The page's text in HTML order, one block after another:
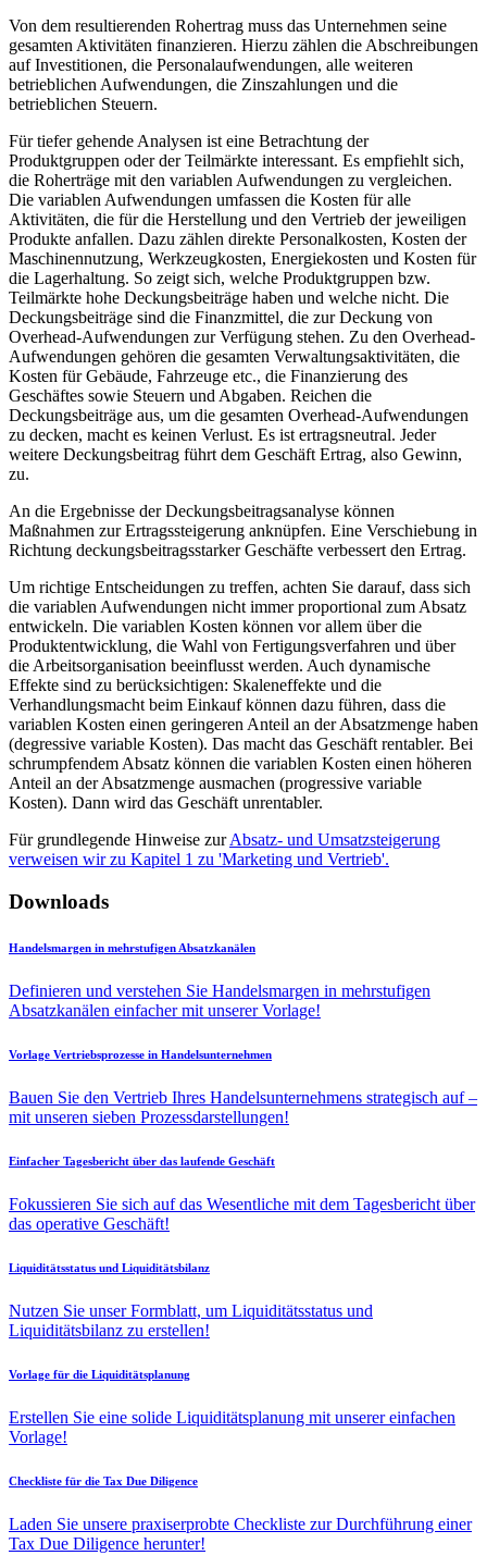
Von dem resultierenden Rohertrag muss das Unternehmen seine
gesamten Aktivitäten finanzieren. Hierzu zählen die Abschreibungen
auf Investitionen, die Personalaufwendungen, alle weiteren
betrieblichen Aufwendungen, die Zinszahlungen und die
betrieblichen Steuern.
Für tiefer gehende Analysen ist eine Betrachtung der
Produktgruppen oder der Teilmärkte interessant. Es empfiehlt sich,
die Roherträge mit den variablen Aufwendungen zu vergleichen.
Die variablen Aufwendungen umfassen die Kosten für alle
Aktivitäten, die für die Herstellung und den Vertrieb der jeweiligen
Produkte anfallen. Dazu zählen direkte Personalkosten, Kosten der
Maschinennutzung, Werkzeugkosten, Energiekosten und Kosten für
die Lagerhaltung. So zeigt sich, welche Produktgruppen bzw.
Teilmärkte hohe Deckungsbeiträge haben und welche nicht. Die
Deckungsbeiträge sind die Finanzmittel, die zur Deckung von
Overhead-Aufwendungen zur Verfügung stehen. Zu den Overhead-
Aufwendungen gehören die gesamten Verwaltungsaktivitäten, die
Kosten für Gebäude, Fahrzeuge etc., die Finanzierung des
Geschäftes sowie Steuern und Abgaben. Reichen die
Deckungsbeiträge aus, um die gesamten Overhead-Aufwendungen
zu decken, macht es keinen Verlust. Es ist ertragsneutral. Jeder
weitere Deckungsbeitrag führt dem Geschäft Ertrag, also Gewinn,
zu.
An die Ergebnisse der Deckungsbeitragsanalyse können
Maßnahmen zur Ertragssteigerung anknüpfen. Eine Verschiebung in
Richtung deckungsbeitragsstarker Geschäfte verbessert den Ertrag.
Um richtige Entscheidungen zu treffen, achten Sie darauf, dass sich
die variablen Aufwendungen nicht immer proportional zum Absatz
entwickeln. Die variablen Kosten können vor allem über die
Produktentwicklung, die Wahl von Fertigungsverfahren und über
die Arbeitsorganisation beeinflusst werden. Auch dynamische
Effekte sind zu berücksichtigen: Skaleneffekte und die
Verhandlungsmacht beim Einkauf können dazu führen, dass die
variablen Kosten einen geringeren Anteil an der Absatzmenge haben
(degressive variable Kosten). Das macht das Geschäft rentabler. Bei
schrumpfendem Absatz können die variablen Kosten einen höheren
Anteil an der Absatzmenge ausmachen (progressive variable
Kosten). Dann wird das Geschäft unrentabler.
Für grundlegende Hinweise zurAbsatz- und Umsatzsteigerung
verweisen wir zu Kapitel 1 zu 'Marketing und Vertrieb'.
Downloads
Handelsmargen in mehrstufigen Absatzkanälen
Definieren und verstehen Sie Handelsmargen in mehrstufigen
Absatzkanälen einfacher mit unserer Vorlage!
Vorlage Vertriebsprozesse in Handelsunternehmen
Bauen Sie den Vertrieb Ihres Handelsunternehmens strategisch auf –
mit unseren sieben Prozessdarstellungen!
Einfacher Tagesbericht über das laufende Geschäft
Fokussieren Sie sich auf das Wesentliche mit dem Tagesbericht über
das operative Geschäft!
Liquiditätsstatus und Liquiditätsbilanz
Nutzen Sie unser Formblatt, um Liquiditätsstatus und
Liquiditätsbilanz zu erstellen!
Vorlage für die Liquiditätsplanung
Erstellen Sie eine solide Liquiditätsplanung mit unserer einfachen
Vorlage!
Checkliste für die Tax Due Diligence
Laden Sie unsere praxiserprobte Checkliste zur Durchführung einer
Tax Due Diligence herunter!